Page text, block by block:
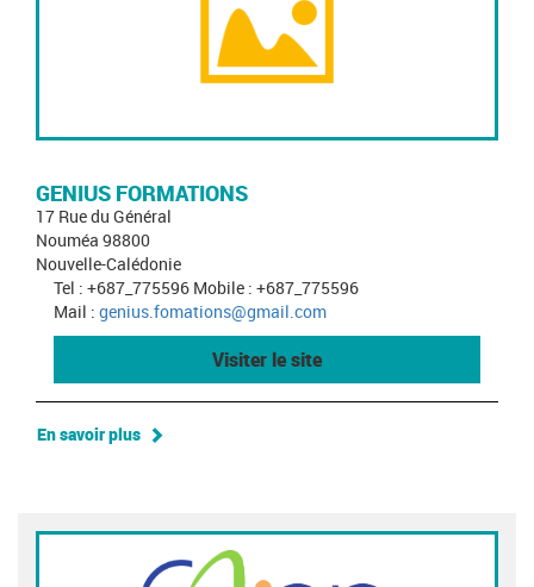
GENIUS FORMATIONS
17 Rue du Général
Nouméa 98800
Nouvelle-Calédonie
Tel : +687_775596 Mobile : +687_775596
Mail : genius.fomations@gmail.com
Visiter le site
En savoir plus